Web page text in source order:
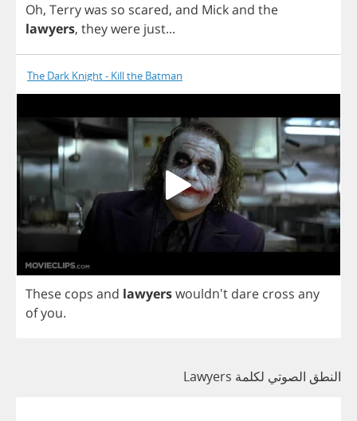
Oh, Terrywas so scared, and Mickand the
lawyers, theywere just...
The Dark Knight - Kill the Batman
These cops and lawyerswouldn't dare cross any
ofyou.
النطق الصوتي لكلمة Lawyers